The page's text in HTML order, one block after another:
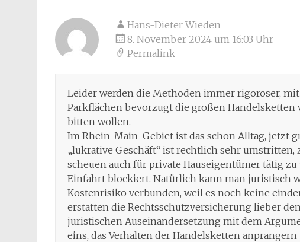
Hans-Dieter Wieden
8. November 2024 um 16:03 Uhr
Permalink
Leider werden die Methoden immer rigoroser,
Parkflächen bevorzugt die großen Handelsketten
bitten wollen.
Im Rhein-Main-Gebiet ist das schon Alltag, jetzt
„lukrative Geschäft“ ist rechtlich sehr umstritten,
scheuen auch für private Hauseigentümer tätig
Einfahrt blockiert. Natürlich kann man juristisch
Kostenrisiko verbunden, weil es noch keine
erstatten die Rechtsschutzversicherung lieber
juristischen Auseinandersetzung mit dem
eins, das Verhalten der Handelsketten